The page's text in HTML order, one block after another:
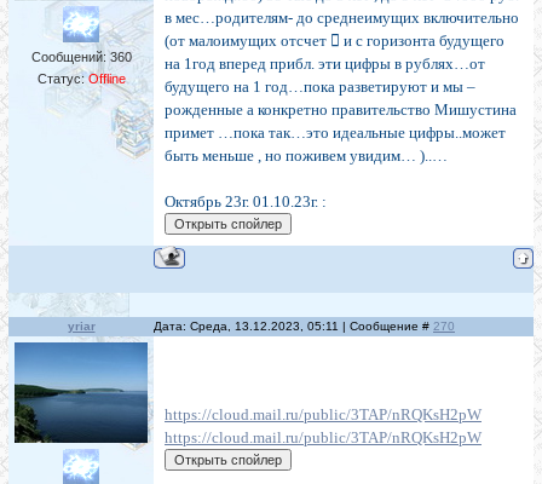
Сообщений: 360
Статус:Offline
в мес…родителям- до среднеимущих включительно
(от малоимущих отсчет  и с горизонта будущего
на 1год вперед прибл. эти цифры в рублях…от
будущего на 1 год…пока разветируют и мы –
рожденные а конкретно правительство Мишустина
примет …пока так…это идеальные цифры..может
быть меньше , но поживем увидим… )..…
Октябрь 23г. 01.10.23г. :
yriar Дата: Среда, 13.12.2023, 05:11 | Сообщение # 270
https://cloud.mail.ru/public/3TAP/nRQKsH2pW
https://cloud.mail.ru/public/3TAP/nRQKsH2pW